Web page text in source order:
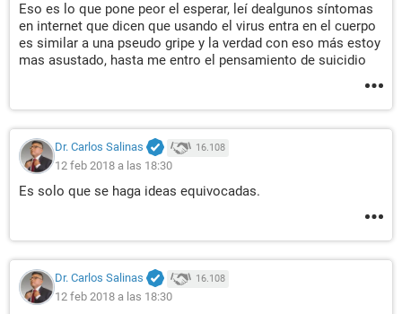
Eso es lo que pone peor el esperar, leí dealgunos síntomas
en internet que dicen que usando el virus entra en el cuerpo
es similar a una pseudo gripe y la verdad con eso más estoy
mas asustado, hasta me entro el pensamiento de suicidio
Dr. Carlos Salinas 16.108
12 feb 2018 a las 18:30
Es solo que se haga ideas equivocadas.
Dr. Carlos Salinas 16.108
12 feb 2018 a las 18:30